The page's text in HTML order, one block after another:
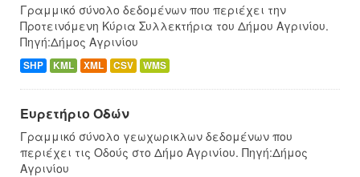
Γραμμικό σύνολο δεδομένων που περιέχει την
Προτεινόμενη Κύρια Συλλεκτήρια του Δήμου Αγρινίου.
Πηγή:Δήμος Αγρινίου
SHP KML XML CSV WMS
Ευρετήριο Οδών
Γραμμικό σύνολο γεωχωρικλων δεδομένων που
περιέχει τις Οδούς στο Δήμο Αγρινίου. Πηγή:Δήμος
Αγρινίου